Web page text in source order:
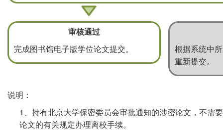
审核通过
完成图书馆电子版学位论文提交。
根据系统中
重新提交。
说明：
1、持有北京大学保密委员会审批通知的涉密论文，不需
论文的有关规定办理离校手续。